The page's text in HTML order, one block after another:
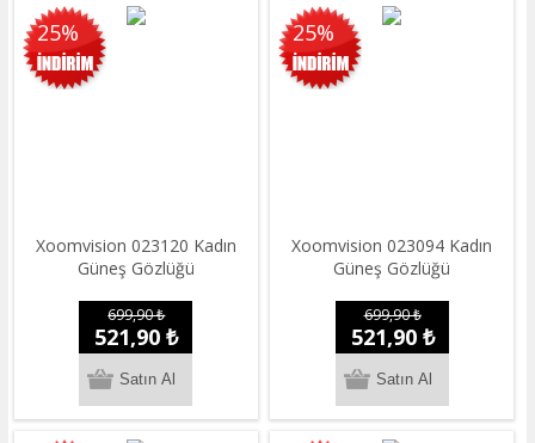
25%
Xoomvision 023120 Kadın
Güneş Gözlüğü
699,90 ₺
521,90 ₺
25%
Xoomvision 023094 Kadın
Güneş Gözlüğü
699,90 ₺
521,90 ₺